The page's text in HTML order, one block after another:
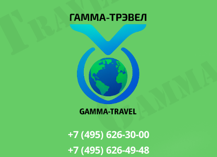
+7 (495) 626-30-00
+7 (495) 626-49-48